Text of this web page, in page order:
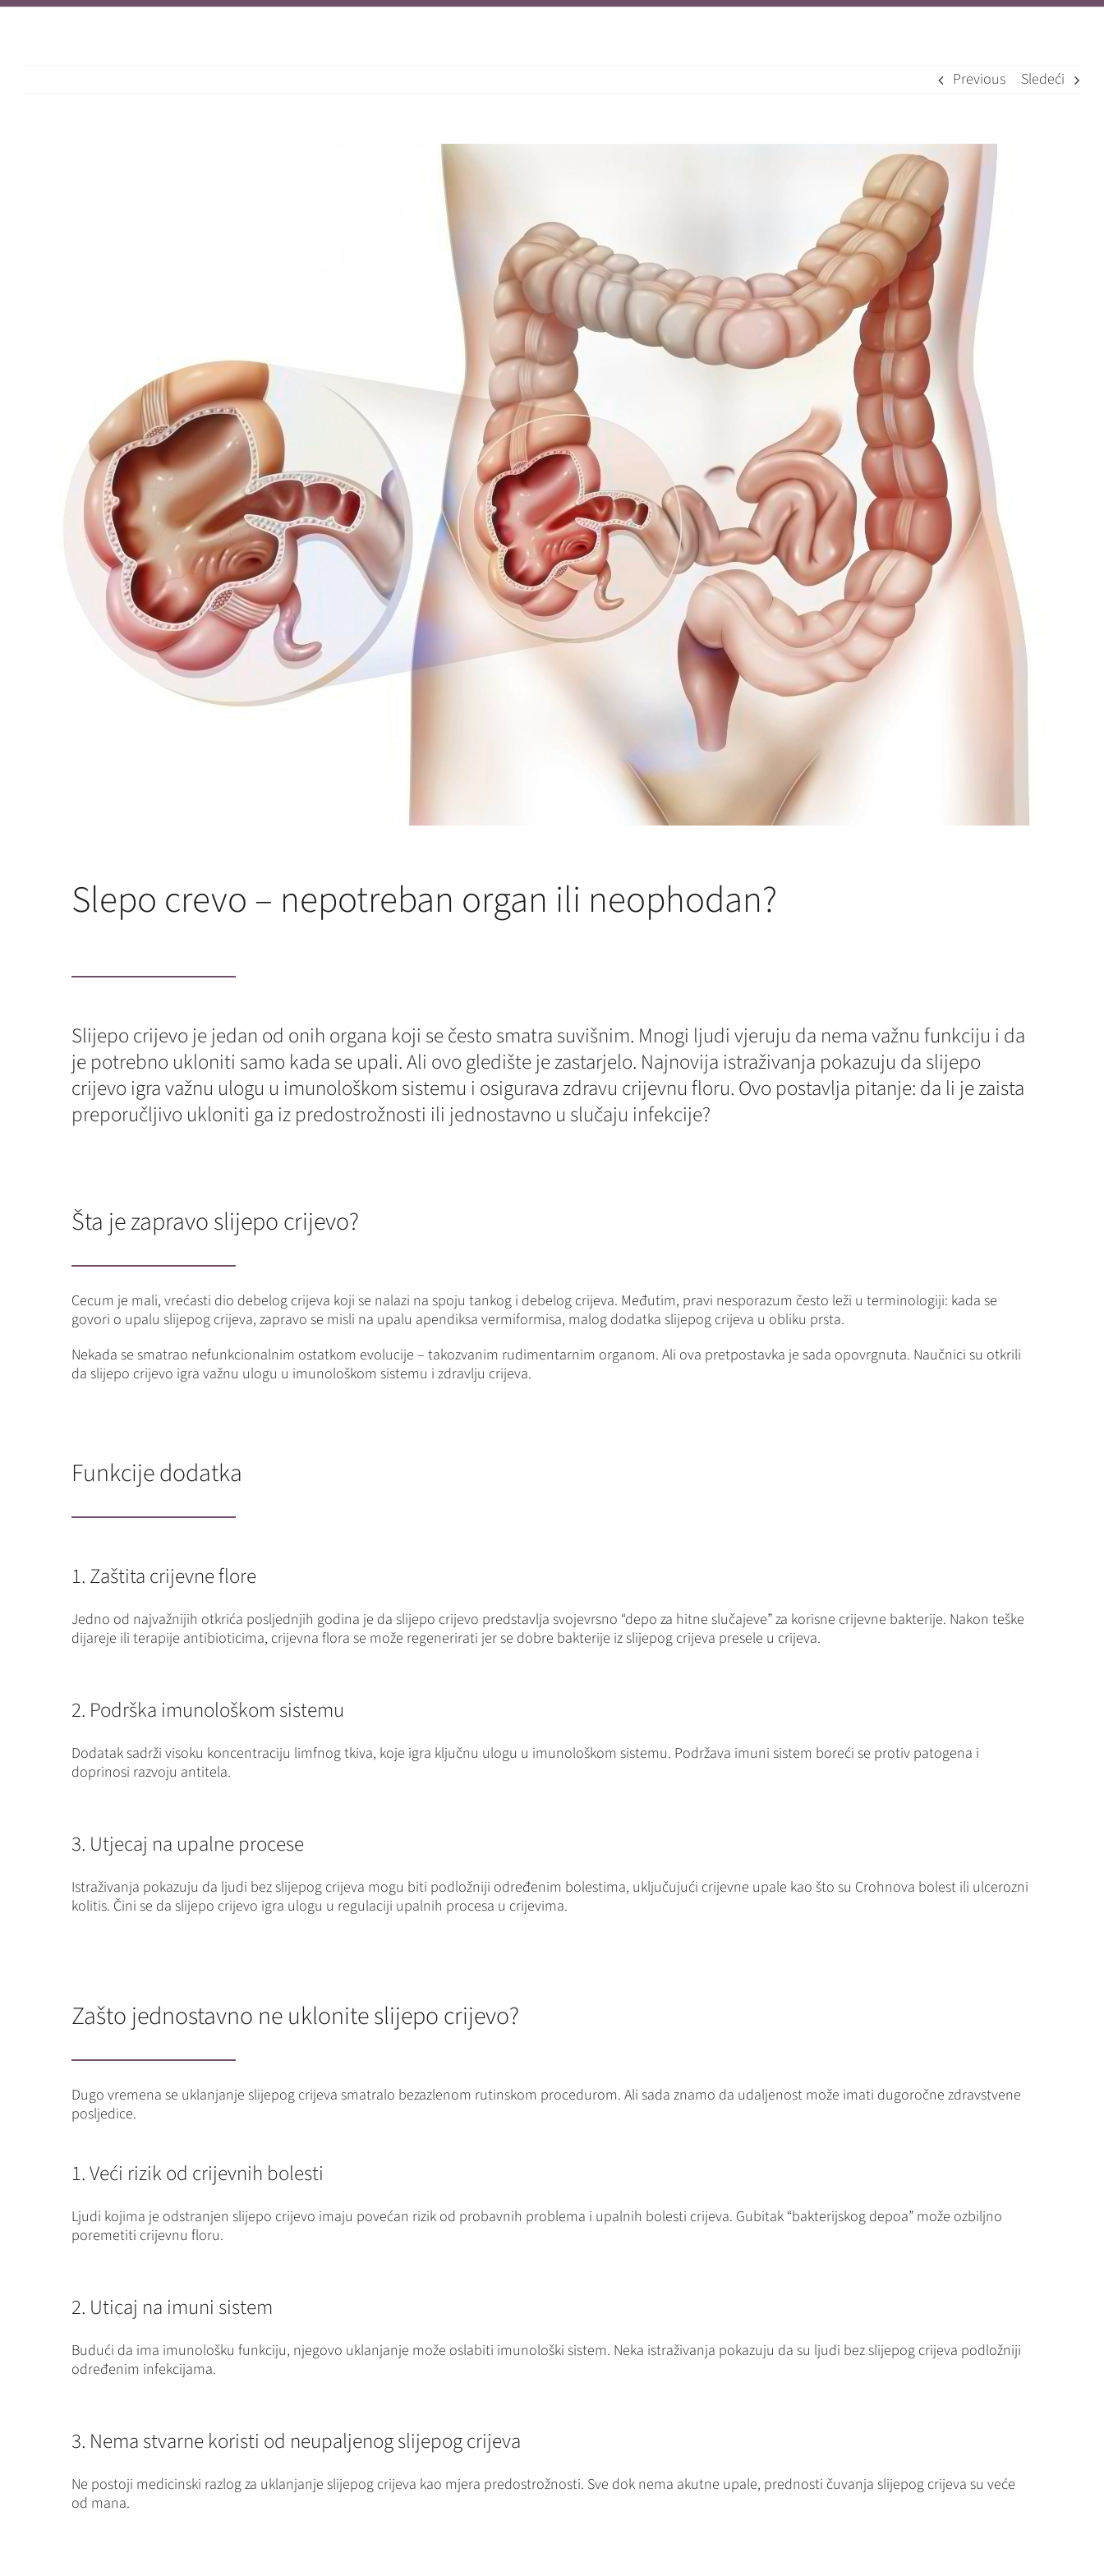
Previous Sledeći
Slepo crevo – nepotreban organ ili neophodan?
Slijepo crijevo je jedan od onih organa koji se često smatra suvišnim. Mnogi ljudi vjeruju da nema važnu funkciju i da
je potrebno ukloniti samo kada se upali. Ali ovo gledište je zastarjelo. Najnovija istraživanja pokazuju da slijepo
crijevo igra važnu ulogu u imunološkom sistemu i osigurava zdravu crijevnu floru. Ovo postavlja pitanje: da li je zaista
preporučljivo ukloniti ga iz predostrožnosti ili jednostavno u slučaju infekcije?
Šta je zapravo slijepo crijevo?
Cecum je mali, vrećasti dio debelog crijeva koji se nalazi na spoju tankog i debelog crijeva. Međutim, pravi nesporazum često leži u terminologiji: kada se
govori o upalu slijepog crijeva, zapravo se misli na upalu apendiksa vermiformisa, malog dodatka slijepog crijeva u obliku prsta.
Nekada se smatrao nefunkcionalnim ostatkom evolucije – takozvanim rudimentarnim organom. Ali ova pretpostavka je sada opovrgnuta. Naučnici su otkrili
da slijepo crijevo igra važnu ulogu u imunološkom sistemu i zdravlju crijeva.
Funkcije dodatka
1. Zaštita crijevne flore
Jedno od najvažnijih otkrića posljednjih godina je da slijepo crijevo predstavlja svojevrsno “depo za hitne slučajeve” za korisne crijevne bakterije. Nakon teške
dijareje ili terapije antibioticima, crijevna flora se može regenerirati jer se dobre bakterije iz slijepog crijeva presele u crijeva.
2. Podrška imunološkom sistemu
Dodatak sadrži visoku koncentraciju limfnog tkiva, koje igra ključnu ulogu u imunološkom sistemu. Podržava imuni sistem boreći se protiv patogena i
doprinosi razvoju antitela.
3. Utjecaj na upalne procese
Istraživanja pokazuju da ljudi bez slijepog crijeva mogu biti podložniji određenim bolestima, uključujući crijevne upale kao što su Crohnova bolest ili ulcerozni
kolitis. Čini se da slijepo crijevo igra ulogu u regulaciji upalnih procesa u crijevima.
Zašto jednostavno ne uklonite slijepo crijevo?
Dugo vremena se uklanjanje slijepog crijeva smatralo bezazlenom rutinskom procedurom. Ali sada znamo da udaljenost može imati dugoročne zdravstvene
posljedice.
1. Veći rizik od crijevnih bolesti
Ljudi kojima je odstranjen slijepo crijevo imaju povećan rizik od probavnih problema i upalnih bolesti crijeva. Gubitak “bakterijskog depoa” može ozbiljno
poremetiti crijevnu floru.
2. Uticaj na imuni sistem
Budući da ima imunološku funkciju, njegovo uklanjanje može oslabiti imunološki sistem. Neka istraživanja pokazuju da su ljudi bez slijepog crijeva podložniji
određenim infekcijama.
3. Nema stvarne koristi od neupaljenog slijepog crijeva
Ne postoji medicinski razlog za uklanjanje slijepog crijeva kao mjera predostrožnosti. Sve dok nema akutne upale, prednosti čuvanja slijepog crijeva su veće
od mana.